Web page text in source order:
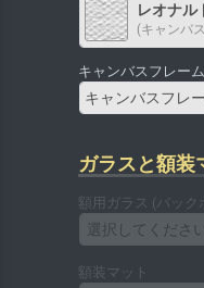
レオナル
(キャンバ
キャンバスフレーム
キャンバスフレ
ガラスと額装
額用ガラス (バック
選択してくださ
額装マット